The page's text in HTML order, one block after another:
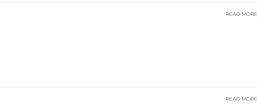
READ MORE
READ MORE